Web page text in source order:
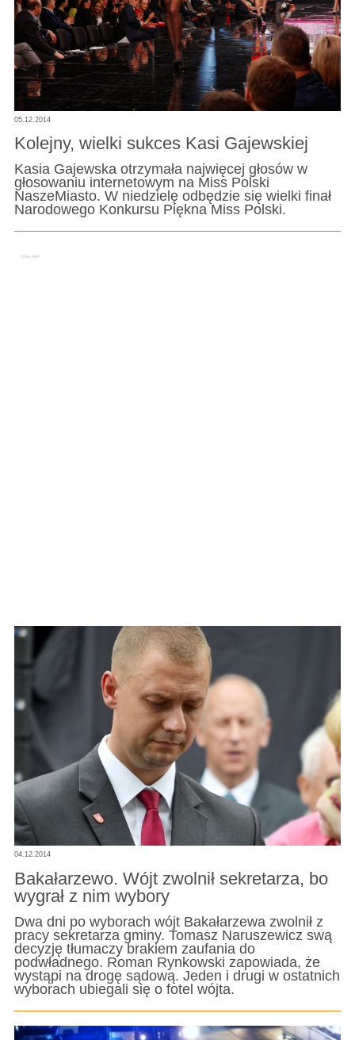
05.12.2014
Kolejny, wielki sukces Kasi Gajewskiej
Kasia Gajewska otrzymała najwięcej głosów w
głosowaniu internetowym na Miss Polski
NaszeMiasto. W niedzielę odbędzie się wielki finał
Narodowego Konkursu Piękna Miss Polski.
04.12.2014
Bakałarzewo. Wójt zwolnił sekretarza, bo
wygrał z nim wybory
Dwa dni po wyborach wójt Bakałarzewa zwolnił z
pracy sekretarza gminy. Tomasz Naruszewicz swą
decyzję tłumaczy brakiem zaufania do
podwładnego. Roman Rynkowski zapowiada, że
wystąpi na drogę sądową. Jeden i drugi w ostatnich
wyborach ubiegali się o fotel wójta.